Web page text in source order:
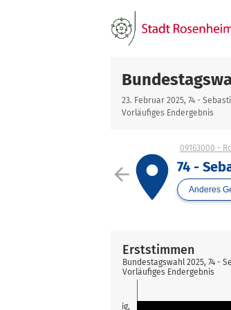
23. Februar 2025, 74 -
Vorläufiges Endergebnis
arrow_backplace
09163000 -
74 -
Anderes
Ludwig,
Erststimmen
Bundestagswahl 2025, 74 -
Vorläufiges Endergebnis